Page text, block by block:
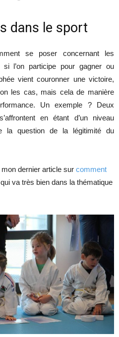
dans le sport
se poser concernant les
l’on participe pour gagner ou
vient couronner une victoire,
les cas, mais cela de manière
Un exemple ? Deux
en étant d’un niveau
la question de la légitimité du
dernier article sur comment
qui va très bien dans la thématique